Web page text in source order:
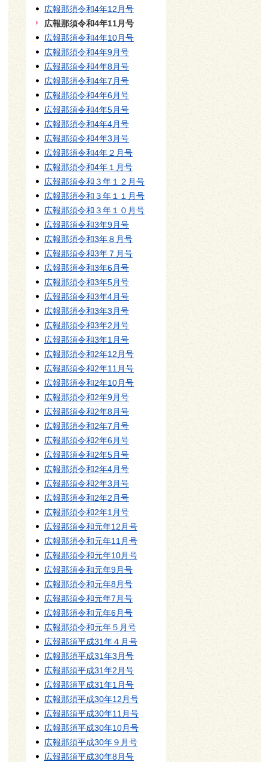
広報那須令和4年12月号
広報那須令和4年11月号
広報那須令和4年10月号
広報那須令和4年9月号
広報那須令和4年8月号
広報那須令和4年7月号
広報那須令和4年6月号
広報那須令和4年5月号
広報那須令和4年4月号
広報那須令和4年3月号
広報那須令和4年２月号
広報那須令和4年１月号
広報那須令和３年１２月号
広報那須令和３年１１月号
広報那須令和３年１０月号
広報那須令和3年9月号
広報那須令和3年８月号
広報那須令和3年７月号
広報那須令和3年6月号
広報那須令和3年5月号
広報那須令和3年4月号
広報那須令和3年3月号
広報那須令和3年2月号
広報那須令和3年1月号
広報那須令和2年12月号
広報那須令和2年11月号
広報那須令和2年10月号
広報那須令和2年9月号
広報那須令和2年8月号
広報那須令和2年7月号
広報那須令和2年6月号
広報那須令和2年5月号
広報那須令和2年4月号
広報那須令和2年3月号
広報那須令和2年2月号
広報那須令和2年1月号
広報那須令和元年12月号
広報那須令和元年11月号
広報那須令和元年10月号
広報那須令和元年9月号
広報那須令和元年8月号
広報那須令和元年7月号
広報那須令和元年6月号
広報那須令和元年５月号
広報那須平成31年４月号
広報那須平成31年3月号
広報那須平成31年2月号
広報那須平成31年1月号
広報那須平成30年12月号
広報那須平成30年11月号
広報那須平成30年10月号
広報那須平成30年９月号
広報那須平成30年8月号